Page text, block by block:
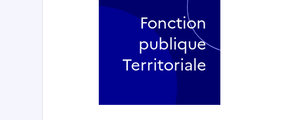
Fonction
publique
Territoriale